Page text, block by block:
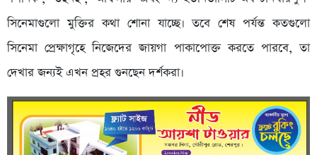
সিনেমাগুলো মুক্তির কথা শোনা যাচ্ছে। তবে শেষ পর্যন্ত কতগুলো
সিনেমা প্রেক্ষাগৃহে নিজেদের জায়গা পাকাপোক্ত করতে পারবে, তা
দেখার জন্যই এখন প্রহর গুনছেন দর্শকরা।